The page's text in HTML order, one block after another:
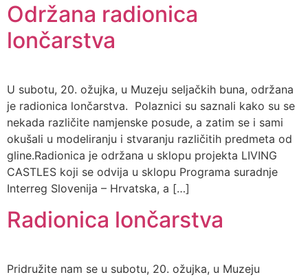
Održana radionica
lončarstva
U subotu, 20. ožujka, u Muzeju seljačkih buna, održana
je radionica lončarstva. Polaznici su saznali kako su se
nekada različite namjenske posude, a zatim se i sami
okušali u modeliranju i stvaranju različitih predmeta od
gline.Radionica je održana u sklopu projekta LIVING
CASTLES koji se odvija u sklopu Programa suradnje
Interreg Slovenija – Hrvatska, a […]
Radionica lončarstva
Pridružite nam se u subotu, 20. ožujka, u Muzeju